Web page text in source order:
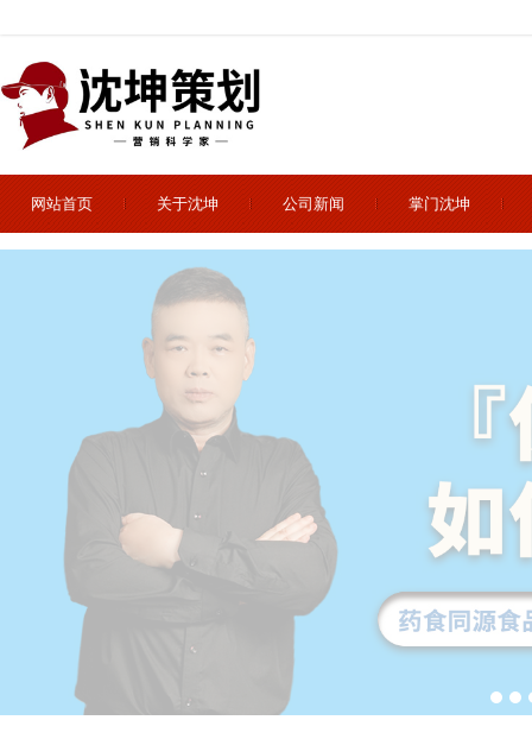
网站首页 关于沈坤 公司新闻 掌门沈坤